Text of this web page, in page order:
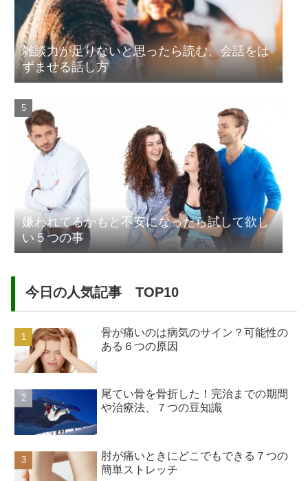
雑談力が足りないと思ったら読む、会話をは
ずませる話し方
嫌われてるかもと不安になったら試して欲し
い５つの事
今日の人気記事 TOP10
骨が痛いのは病気のサイン？可能性の
ある６つの原因
尾てい骨を骨折した！完治までの期間
や治療法、７つの豆知識
肘が痛いときにどこでもできる７つの
簡単ストレッチ